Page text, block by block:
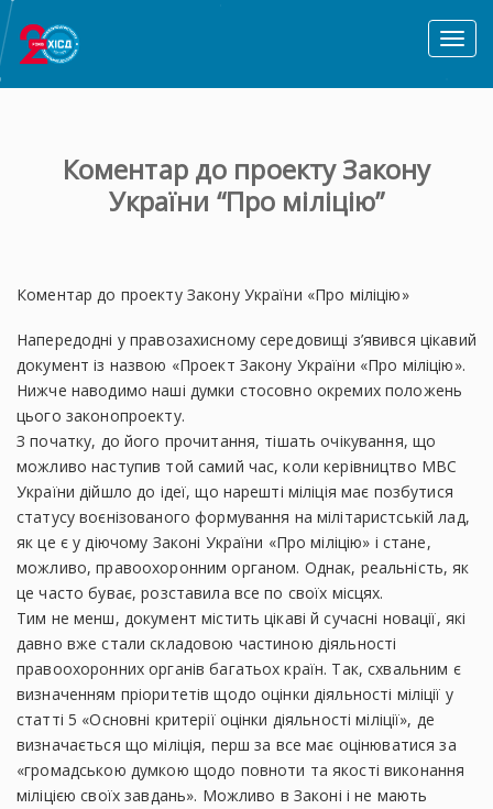
Toggle
Коментар до проекту Закону
України “Про міліцію”
Коментар до проекту Закону України «Про міліцію»
Напередодні у правозахисному середовищі з’явився цікавий
документ із назвою «Проект Закону України «Про міліцію».
Нижче наводимо наші думки стосовно окремих положень
цього законопроекту.
З початку, до його прочитання, тішать очікування, що
можливо наступив той самий час, коли керівництво МВС
України дійшло до ідеї, що нарешті міліція має позбутися
статусу воєнізованого формування на мілітаристській лад,
як це є у діючому Законі України «Про міліцію» і стане,
можливо, правоохоронним органом. Однак, реальність, як
це часто буває, розставила все по своїх місцях.
Тим не менш, документ містить цікаві й сучасні новації, які
давно вже стали складовою частиною діяльності
правоохоронних органів багатьох країн. Так, схвальним є
визначенням пріоритетів щодо оцінки діяльності міліції у
статті 5 «Основні критерії оцінки діяльності міліції», де
визначається що міліція, перш за все має оцінюватися за
«громадською думкою щодо повноти та якості виконання
міліцією своїх завдань». Можливо в Законі і не мають